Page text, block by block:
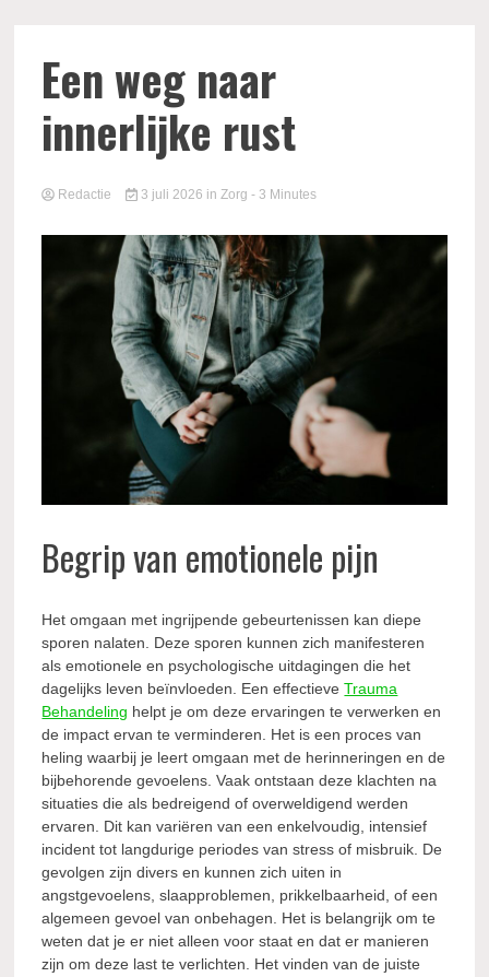
Een weg naar
innerlijke rust
Redactie 3 juli 2026 in Zorg - 3 Minutes
Begrip van emotionele pijn
Het omgaan met ingrijpende gebeurtenissen kan diepe
sporen nalaten. Deze sporen kunnen zich manifesteren
als emotionele en psychologische uitdagingen die het
dagelijks leven beïnvloeden. Een effectieveTrauma
Behandeling helpt je om deze ervaringen te verwerken en
de impact ervan te verminderen. Het is een proces van
heling waarbij je leert omgaan met de herinneringen en de
bijbehorende gevoelens. Vaak ontstaan deze klachten na
situaties die als bedreigend of overweldigend werden
ervaren. Dit kan variëren van een enkelvoudig, intensief
incident tot langdurige periodes van stress of misbruik. De
gevolgen zijn divers en kunnen zich uiten in
angstgevoelens, slaapproblemen, prikkelbaarheid, of een
algemeen gevoel van onbehagen. Het is belangrijk om te
weten dat je er niet alleen voor staat en dat er manieren
zijn om deze last te verlichten. Het vinden van de juiste